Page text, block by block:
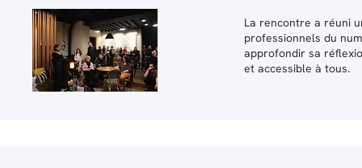
La rencontre a réuni
professionnels du
approfondir sa
et accessible à tous.